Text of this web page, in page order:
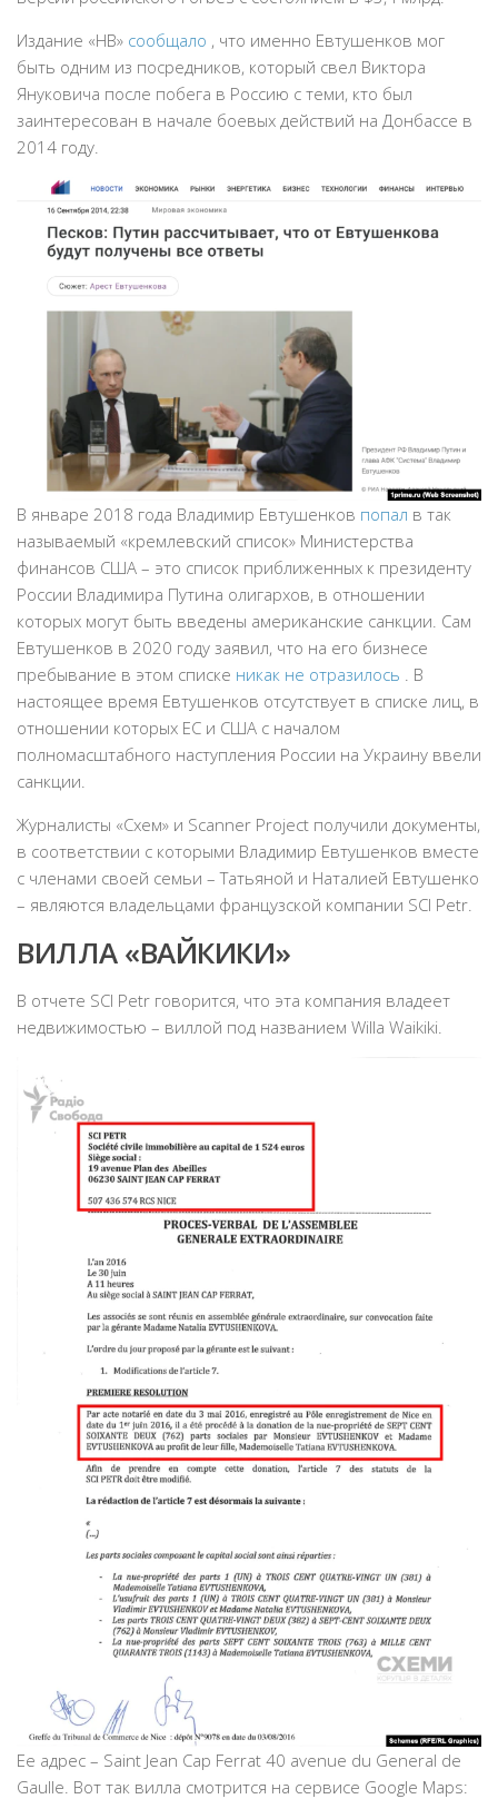
Издание «НВ» сообщало , что именно Евтушенков мог
быть одним из посредников, который свел Виктора
Януковича после побега в Россию с теми, кто был
заинтересован в начале боевых действий на Донбассе в
2014 году.
В январе 2018 года Владимир Евтушенков попал в так
называемый «кремлевский список» Министерства
финансов США – это список приближенных к президенту
России Владимира Путина олигархов, в отношении
которых могут быть введены американские санкции. Сам
Евтушенков в 2020 году заявил, что на его бизнесе
пребывание в этом списке никак не отразилось . В
настоящее время Евтушенков отсутствует в списке лиц, в
отношении которых ЕС и США с началом
полномасштабного наступления России на Украину ввели
санкции.
Журналисты «Схем» и Scanner Project получили документы,
в соответствии с которыми Владимир Евтушенков вместе
с членами своей семьи – Татьяной и Наталией Евтушенко
– являются владельцами французской компании SCI Petr.
ВИЛЛА «ВАЙКИКИ»
В отчете SCI Petr говорится, что эта компания владеет
недвижимостью – виллой под названием Willa Waikiki.
Ее адрес – Saint Jean Cap Ferrat 40 avenue du General de
Gaulle. Вот так вилла смотрится на сервисе Google Maps: